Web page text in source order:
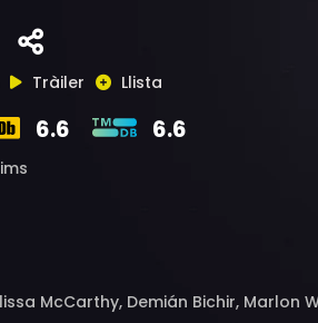
Tràiler Llista
6.6 6.6
McCarthy, Demián Bichir, Marlon